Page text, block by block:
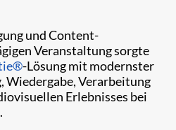
und Content-
Veranstaltung sorgte
-Lösung mit modernster
Wiedergabe, Verarbeitung
Erlebnisses bei